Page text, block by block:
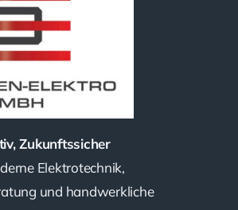
Zukunftssicher
Elektrotechnik,
und handwerkliche